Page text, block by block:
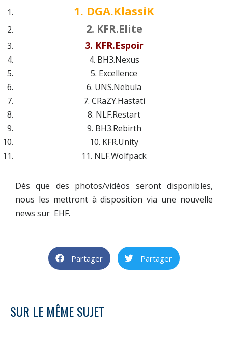
1. DGA.KlassiK
2. KFR.Elite
3. KFR.Espoir
4. BH3.Nexus
5. Excellence
6. UNS.Nebula
7. CRaZY.Hastati
8. NLF.Restart
9. BH3.Rebirth
10. KFR.Unity
11. NLF.Wolfpack
Dès que des photos/vidéos seront disponibles,
nous les mettront à disposition via une nouvelle
news sur EHF.
Partager Partager
SUR LE MÊME SUJET